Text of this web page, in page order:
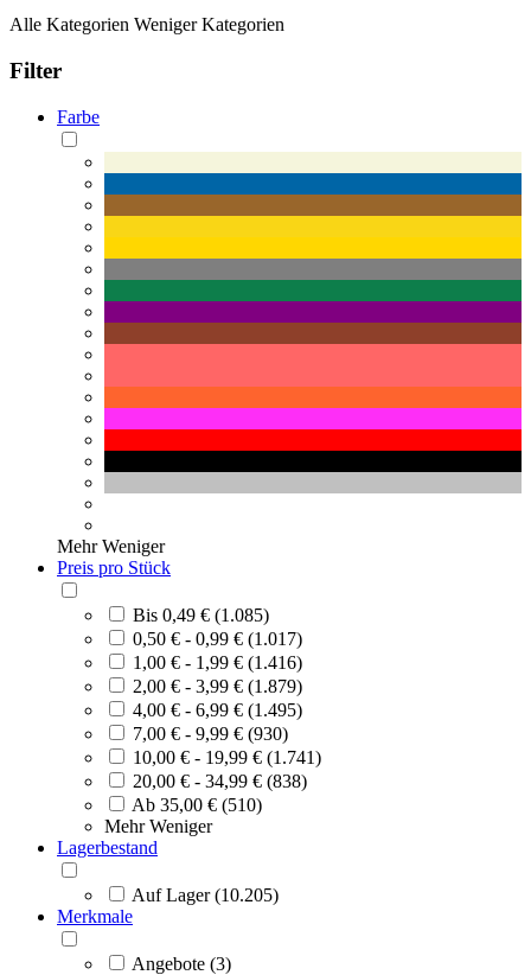
Alle Kategorien Weniger Kategorien
Filter
Farbe
Mehr Weniger
Preis pro Stück
Bis 0,49 € (1.085)
0,50 € - 0,99 € (1.017)
1,00 € - 1,99 € (1.416)
2,00 € - 3,99 € (1.879)
4,00 € - 6,99 € (1.495)
7,00 € - 9,99 € (930)
10,00 € - 19,99 € (1.741)
20,00 € - 34,99 € (838)
Ab 35,00 € (510)
Mehr Weniger
Lagerbestand
Auf Lager (10.205)
Merkmale
Angebote (3)